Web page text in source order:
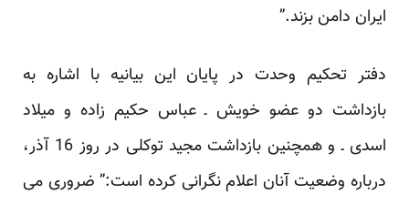
ایران دامن بزند.”
دفتر تحکیم وحدت در پایان این بیانیه با اشاره به
بازداشت دو عضو خویش ـ عباس حکیم زاده و میلاد
اسدی ـ و همچنین بازداشت مجید توکلی در روز 16 آذر،
درباره وضعیت آنان اعلام نگرانی کرده است:” ضروری می